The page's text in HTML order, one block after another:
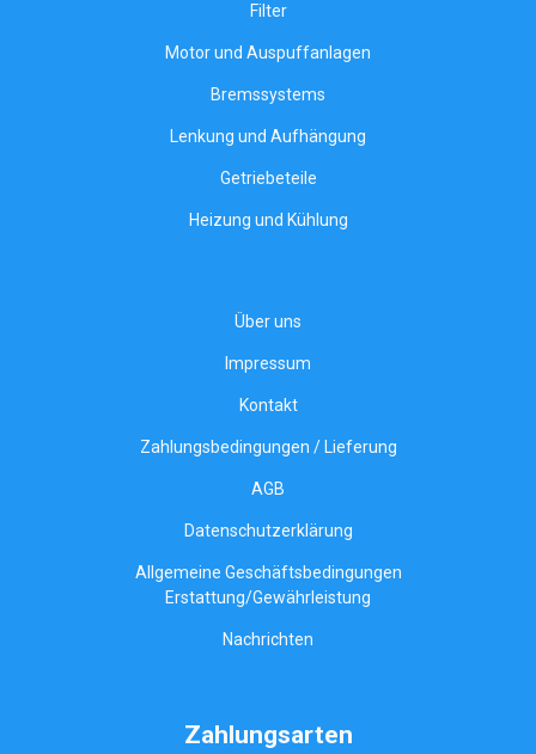
Filter
Motor und Auspuffanlagen
Bremssystems
Lenkung und Aufhängung
Getriebeteile
Heizung und Kühlung
Über uns
Impressum
Kontakt
Zahlungsbedingungen / Lieferung
AGB
Datenschutzerklärung
Allgemeine Geschäftsbedingungen
Erstattung/Gewährleistung
Nachrichten
Zahlungsarten